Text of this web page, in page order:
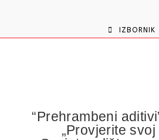
IZBORNIK
“Prehrambeni
„Provjerite svoj